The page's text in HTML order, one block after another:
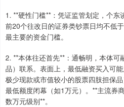
1. **硬性门槛**：凭证监管划定，个东
前20个往改日的证券类钞票日均不低
最主要的资金门槛。
2. **本体往还首先**：通畅明，本体
品）联系。表面上，最低融资买入可
极少现款或市值较小的股票四肢担保
最低额度闭幕（如1万元）。**主流券
数万元级别**。